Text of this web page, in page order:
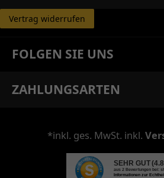
Vertrag widerrufen
FOLGEN SIE UNS
ZAHLUNGSARTEN
*inkl. ges. MwSt. inkl.
SEHR GUT
aus 2 Bewertungen bei:
Informationen zur